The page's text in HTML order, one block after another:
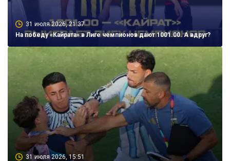
31 июля 2026, 21:37
На победу «Кайрата» в Лиге чемпионов дают 1001.00. А вдруг?
31 июля 2026, 15:51